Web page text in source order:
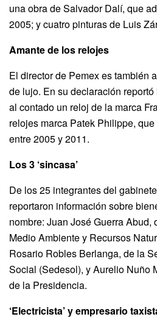
una obra de Salvador Dalí, que
2005; y cuatro pinturas de Luis
Amante de los relojes
El director de Pemex es también
de lujo. En su declaración
al contado un reloj de la marca
relojes marca Patek Philippe,
entre 2005 y 2011.
Los 3 ‘sincasa’
De los 25 integrantes del
reportaron información sobre
nombre: Juan José Guerra Abud,
Medio Ambiente y Recursos
Rosario Robles Berlanga, de la
Social (Sedesol), y Aurelio Nuño
de la Presidencia.
‘Electricista’ y empresario